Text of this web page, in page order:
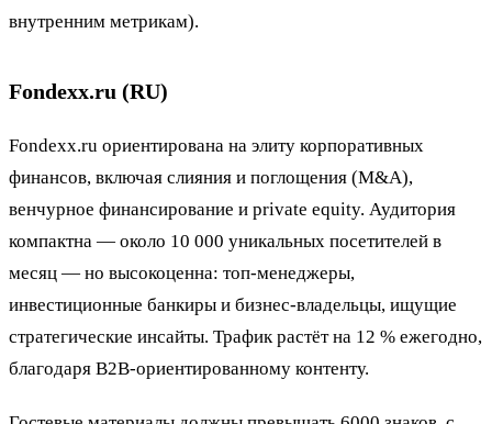
внутренним метрикам).
Fondexx.ru (RU)
Fondexx.ru ориентирована на элиту корпоративных
финансов, включая слияния и поглощения (M&A),
венчурное финансирование и private equity. Аудитория
компактна — около 10 000 уникальных посетителей в
месяц — но высокоценна: топ-менеджеры,
инвестиционные банкиры и бизнес-владельцы, ищущие
стратегические инсайты. Трафик растёт на 12 % ежегодно,
благодаря B2B-ориентированному контенту.